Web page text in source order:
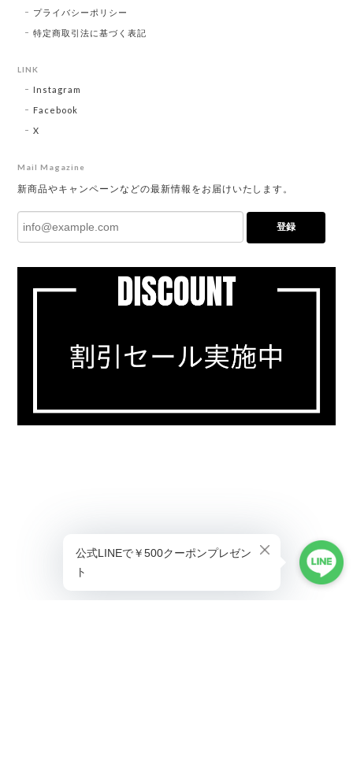
プライバシーポリシー
特定商取引法に基づく表記
LINK
Instagram
Facebook
X
Mail Magazine
新商品やキャンペーンなどの最新情報をお届けいたします。
登録